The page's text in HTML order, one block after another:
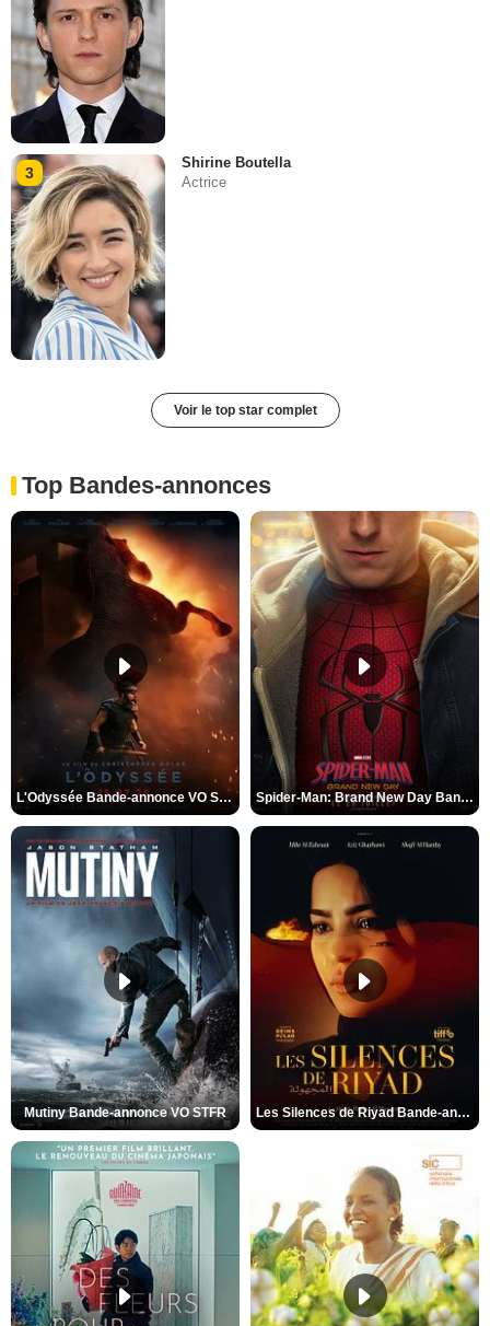
3
Shirine Boutella
Actrice
Voir le top star complet
Top Bandes-annonces
L'Odyssée Bande-annonce VO STFR Spider-Man: Brand New Day Bande-annonce VO STFR
Mutiny Bande-annonce VO STFR Les Silences de Riyad Bande-annonce VO STFR